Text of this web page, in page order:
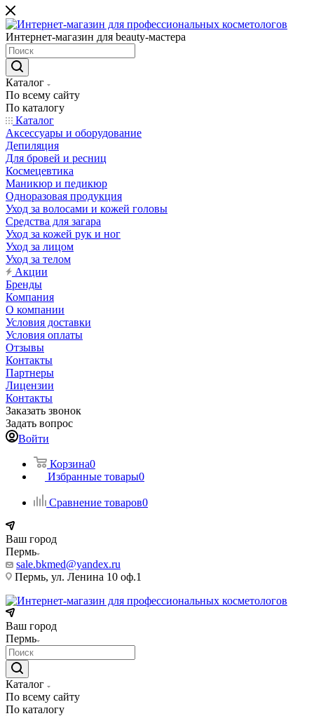
Интернет-магазин для beauty-мастера
Каталог
По всему сайту
По каталогу
Каталог
Аксессуары и оборудование
Депиляция
Для бровей и ресниц
Космецевтика
Маникюр и педикюр
Одноразовая продукция
Уход за волосами и кожей головы
Средства для загара
Уход за кожей рук и ног
Уход за лицом
Уход за телом
Акции
Бренды
Компания
О компании
Условия доставки
Условия оплаты
Отзывы
Контакты
Партнеры
Лицензии
Контакты
Заказать звонок
Задать вопрос
Войти
Корзина0
Избранные товары0
Сравнение товаров0
Ваш город
Пермь
sale.bkmed@yandex.ru
Пермь, ул. Ленина 10 оф.1
Ваш город
Пермь
Каталог
По всему сайту
По каталогу